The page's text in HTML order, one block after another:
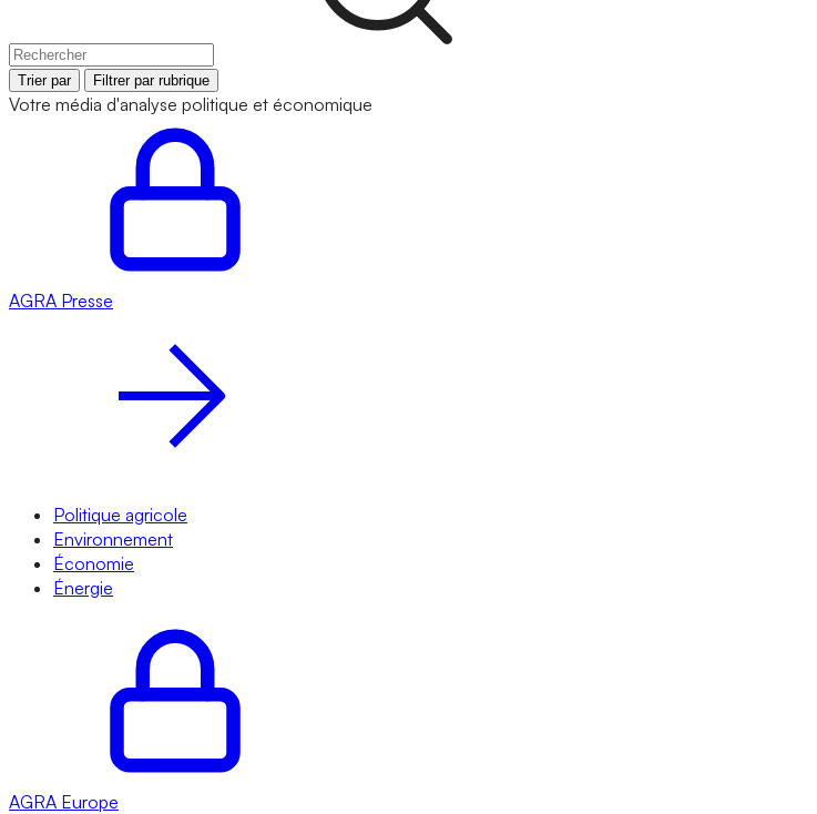
Trier par Filtrer par rubrique
Votre média d'analyse politique et économique
AGRA Presse
Politique agricole
Environnement
Économie
Énergie
AGRA Europe